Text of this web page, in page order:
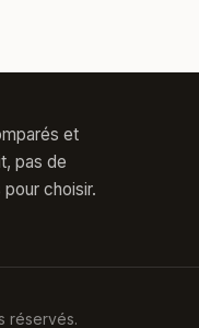
et
pas de
choisir.
réservés.